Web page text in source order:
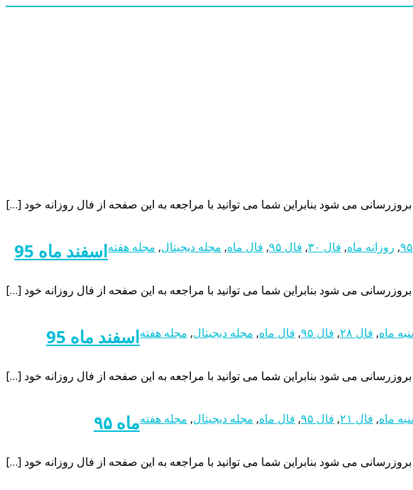
, روزانه ماه, فال ۳۰ , فال ۹۵ , فال ماه, مجله دیجیتال, مجله هفتهاسفند ماه 95
ماه, فال ۲۸ , فال ۹۵ , فال ماه, مجله دیجیتال, مجله هفتهاسفند ماه 95
ماه, فال ۲۱ , فال ۹۵ , فال ماه, مجله دیجیتال, مجله هفتهماه ۹۵